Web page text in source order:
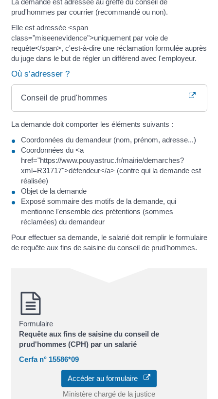
La demande est adressée au greffe du conseil de
prud'hommes par courrier (recommandé ou non).
Elle est adressée <span
class="miseenevidence">uniquement par voie de
requête</span>, c'est-à-dire une réclamation formulée auprès
du juge dans le but de régler un différend avec l'employeur.
Où s’adresser ?
Conseil de prud'hommes
La demande doit comporter les éléments suivants :
Coordonnées du demandeur (nom, prénom, adresse...)
Coordonnées du <a
href="https://www.pouyastruc.fr/mairie/demarches?
xml=R31717">défendeur</a> (contre qui la demande est
réalisée)
Objet de la demande
Exposé sommaire des motifs de la demande, qui
mentionne l'ensemble des prétentions (sommes
réclamées) du demandeur
Pour effectuer sa demande, le salarié doit remplir le formulaire
de requête aux fins de saisine du conseil de prud'hommes.
Formulaire
Requête aux fins de saisine du conseil de
prud'hommes (CPH) par un salarié
Cerfa n° 15586*09
Accéder au formulaire
Ministère chargé de la justice